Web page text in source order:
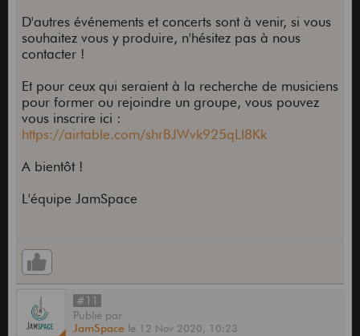
D'autres événements et concerts sont à venir, si vous
souhaitez vous y produire, n'hésitez pas à nous
contacter !
Et pour ceux qui seraient à la recherche de musiciens
pour former ou rejoindre un groupe, vous pouvez
vous inscrire ici :
https://airtable.com/shrBJWvk925qLI8Kk
A bientôt !
L'équipe JamSpace
#11
Publié par
JamSpace le 12 Nov 2020, 10:23